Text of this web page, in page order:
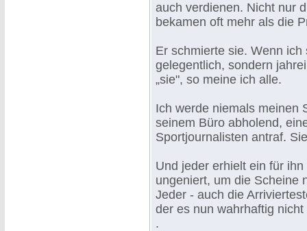
auch verdienen. Nicht nur
bekamen oft mehr als die
Er schmierte sie. Wenn
gelegentlich, sondern
„sie", so meine ich alle.
Ich werde niemals meinen
seinem Büro abholend,
Sportjournalisten antraf.
Und jeder erhielt ein für
ungeniert, um die Scheine
Jeder - auch die
der es nun wahrhaftig
.